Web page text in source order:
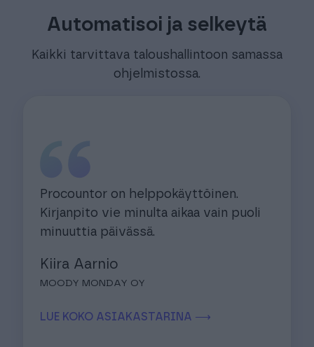
Automatisoi ja selkeytä
Kaikki tarvittava taloushallintoon samassa
ohjelmistossa.
Procountor on helppokäyttöinen.
Kirjanpito vie minulta aikaa vain puoli
minuuttia päivässä.
Kiira Aarnio
MOODY MONDAY OY
LUE KOKO ASIAKASTARINA ⟶